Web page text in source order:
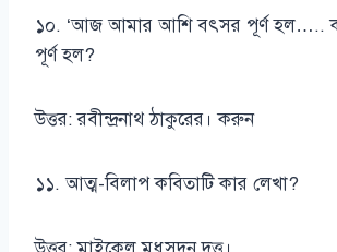
১০. ‘আজ আমার আশি বৎসর পূর্ণ হল…..
পূর্ণ হল?
উত্তর: রবীন্দ্রনাথ ঠাকুরের। করুন
১১. আত্ম-বিলাপ কবিতাটি কার লেখা?